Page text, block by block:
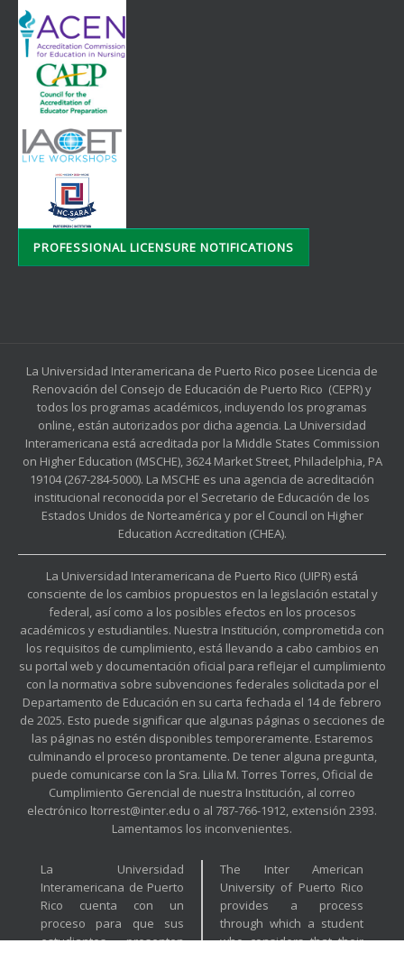
PROFESSIONAL LICENSURE NOTIFICATIONS
La Universidad Interamericana de Puerto Rico posee Licencia de
Renovación del Consejo de Educación de Puerto Rico (CEPR) y
todos los programas académicos, incluyendo los programas
online, están autorizados por dicha agencia. La Universidad
Interamericana está acreditada por la Middle States Commission
on Higher Education (MSCHE), 3624 Market Street, Philadelphia, PA
19104 (267-284-5000). La MSCHE es una agencia de acreditación
institucional reconocida por el Secretario de Educación de los
Estados Unidos de Norteamérica y por el Council on Higher
Education Accreditation (CHEA).
La Universidad Interamericana de Puerto Rico (UIPR) está
consciente de los cambios propuestos en la legislación estatal y
federal, así como a los posibles efectos en los procesos
académicos y estudiantiles. Nuestra Institución, comprometida con
los requisitos de cumplimiento, está llevando a cabo cambios en
su portal web y documentación oficial para reflejar el cumplimiento
con la normativa sobre subvenciones federales solicitada por el
Departamento de Educación en su carta fechada el 14 de febrero
de 2025. Esto puede significar que algunas páginas o secciones de
las páginas no estén disponibles temporeramente. Estaremos
culminando el proceso prontamente. De tener alguna pregunta,
puede comunicarse con la Sra. Lilia M. Torres Torres, Oficial de
Cumplimiento Gerencial de nuestra Institución, al correo
electrónico ltorrest@inter.edu o al 787-766-1912, extensión 2393.
Lamentamos los inconvenientes.
La Universidad
Interamericana de Puerto
Rico cuenta con un
proceso para que sus
estudiantes presenten
The Inter American
University of Puerto Rico
provides a process
through which a student
who considers that their